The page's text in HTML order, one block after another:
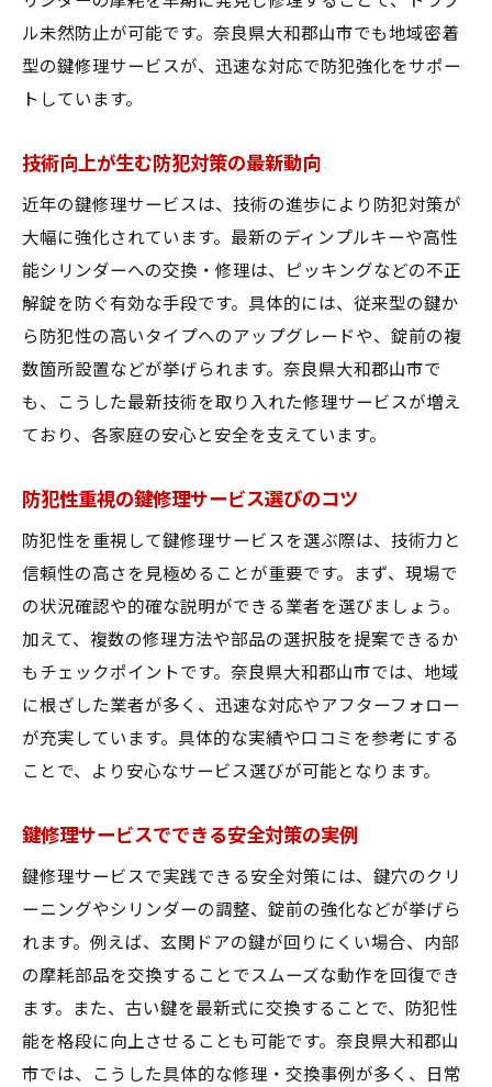
ル未然防止が可能です。奈良県大和郡山市でも地域密着
型の鍵修理サービスが、迅速な対応で防犯強化をサポー
トしています。
技術向上が生む防犯対策の最新動向
近年の鍵修理サービスは、技術の進歩により防犯対策が
大幅に強化されています。最新のディンプルキーや高性
能シリンダーへの交換・修理は、ピッキングなどの不正
解錠を防ぐ有効な手段です。具体的には、従来型の鍵か
ら防犯性の高いタイプへのアップグレードや、錠前の複
数箇所設置などが挙げられます。奈良県大和郡山市で
も、こうした最新技術を取り入れた修理サービスが増え
ており、各家庭の安心と安全を支えています。
防犯性重視の鍵修理サービス選びのコツ
防犯性を重視して鍵修理サービスを選ぶ際は、技術力と
信頼性の高さを見極めることが重要です。まず、現場で
の状況確認や的確な説明ができる業者を選びましょう。
加えて、複数の修理方法や部品の選択肢を提案できるか
もチェックポイントです。奈良県大和郡山市では、地域
に根ざした業者が多く、迅速な対応やアフターフォロー
が充実しています。具体的な実績や口コミを参考にする
ことで、より安心なサービス選びが可能となります。
鍵修理サービスでできる安全対策の実例
鍵修理サービスで実践できる安全対策には、鍵穴のクリ
ーニングやシリンダーの調整、錠前の強化などが挙げら
れます。例えば、玄関ドアの鍵が回りにくい場合、内部
の摩耗部品を交換することでスムーズな動作を回復でき
ます。また、古い鍵を最新式に交換することで、防犯性
能を格段に向上させることも可能です。奈良県大和郡山
市では、こうした具体的な修理・交換事例が多く、日常